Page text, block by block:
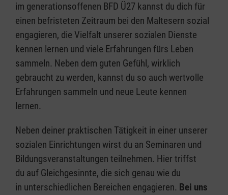
im generationsoffenen BFD Ü27 kannst du dich für
einen befristeten Zeitraum bei den Maltesern sozial
engagieren, die Vielfalt unserer sozialen Dienste
kennen lernen und viele Erfahrungen fürs Leben
sammeln. Neben dem guten Gefühl, wirklich
gebraucht zu werden, kannst du so auch wertvolle
Erfahrungen sammeln und neue Leute kennen
lernen.
Neben deiner praktischen Tätigkeit in einer unserer
sozialen Einrichtungen wirst du an Seminaren und
Bildungsveranstaltungen teilnehmen. Hier triffst
du auf Gleichgesinnte, die sich genau wie du
in unterschiedlichen Bereichen engagieren. Bei uns